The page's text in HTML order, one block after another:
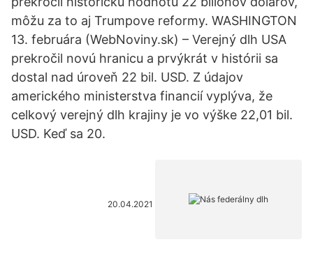
môžu za to aj Trumpove reformy. WASHINGTON
13. februára (WebNoviny.sk) – Verejný dlh USA
prekročil novú hranicu a prvýkrát v histórii sa
dostal nad úroveň 22 bil. USD. Z údajov
amerického ministerstva financií vyplýva, že
celkový verejný dlh krajiny je vo výške 22,01 bil.
USD. Keď sa 20.
20.04.2021